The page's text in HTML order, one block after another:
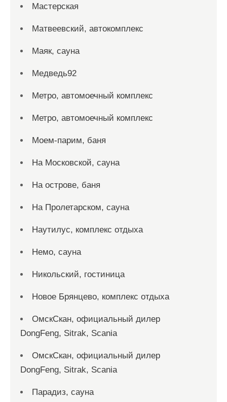
Мастерская
Матвеевский, автокомплекс
Маяк, сауна
Медведь92
Метро, автомоечный комплекс
Метро, автомоечный комплекс
Моем-парим, баня
На Московской, сауна
На острове, баня
На Пролетарском, сауна
Наутилус, комплекс отдыха
Немо, сауна
Никольский, гостиница
Новое Брянцево, комплекс отдыха
ОмскСкан, официальный дилер
DongFeng, Sitrak, Scania
ОмскСкан, официальный дилер
DongFeng, Sitrak, Scania
Парадиз, сауна